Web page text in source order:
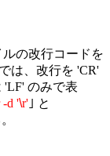
の改行コードを
は、改行を 'CR'
'LF' のみで表
-d '\r' ｣ と